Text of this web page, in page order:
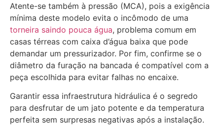
Atente-se também à pressão (MCA), pois a exigência
mínima deste modelo evita o incômodo de uma
torneira saindo pouca água, problema comum em
casas térreas com caixa d’água baixa que pode
demandar um pressurizador. Por fim, confirme se o
diâmetro da furação na bancada é compatível com a
peça escolhida para evitar falhas no encaixe.
Garantir essa infraestrutura hidráulica é o segredo
para desfrutar de um jato potente e da temperatura
perfeita sem surpresas negativas após a instalação.